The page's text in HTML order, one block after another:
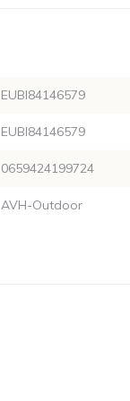
EUBI84146579
EUBI84146579
0659424199724
AVH-Outdoor